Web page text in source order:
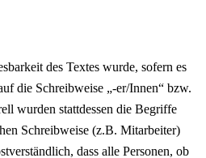
des Textes wurde, sofern es
die Schreibweise „-er/Innen“ bzw.
wurden stattdessen die Begriffe
Schreibweise (z.B. Mitarbeiter)
dass alle Personen, ob